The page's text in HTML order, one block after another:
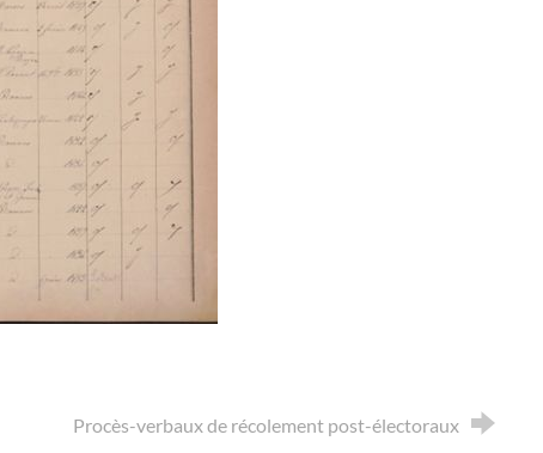
Procès-verbaux de récolement post-électoraux